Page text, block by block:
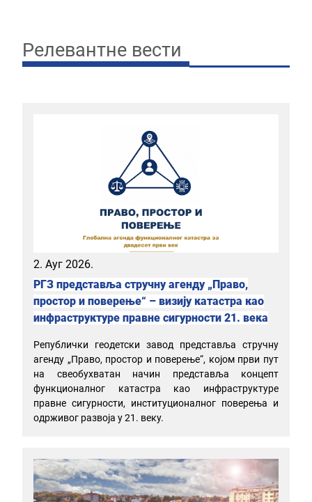
Релевантне вести
2. Ауг 2026.
РГЗ представља стручну агенду „Право,
простор и поверење“ – визију катастра као
инфраструктуре правне сигурности 21. века
Републички геодетски завод представља стручну
агенду „Право, простор и поверење“, којом први пут
на свеобухватан начин представља концепт
функционалног катастра као инфраструктуре
правне сигурности, институционалног поверења и
одрживог развоја у 21. веку.